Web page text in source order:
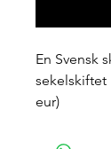
En Svensk
sekelskiftet
eur)